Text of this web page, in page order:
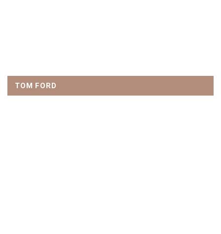
TOM FORD